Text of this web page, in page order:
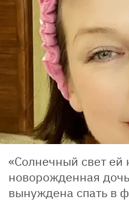
«Солнечный свет ей
новорожденная
вынуждена спать в